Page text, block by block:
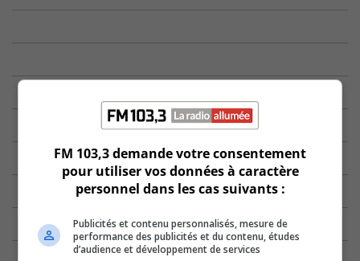
FM 103,3 demande votre consentement
pour utiliser vos données à caractère
personnel dans les cas suivants :
Publicités et contenu personnalisés, mesure de
performance des publicités et du contenu, études
d’audience et développement de services